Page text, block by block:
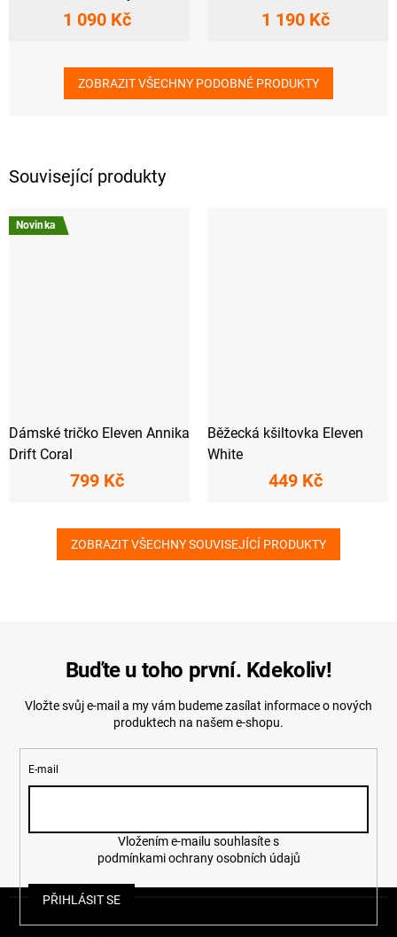
Související produkty
Novinka
Dámské tričko Eleven Annika
Drift Coral
799 Kč
Běžecká kšiltovka Eleven
White
449 Kč
ZOBRAZIT VŠECHNY SOUVISEJÍCÍ PRODUKTY
1 090 Kč 1 190 Kč
ZOBRAZIT VŠECHNY PODOBNÉ PRODUKTY
Buďte u toho první. Kdekoliv!
Vložte svůj e-mail a my vám budeme zasílat informace o nových
produktech na našem e-shopu.
E-mail
podmínkami ochrany osobních údajů
PŘIHLÁSIT SE